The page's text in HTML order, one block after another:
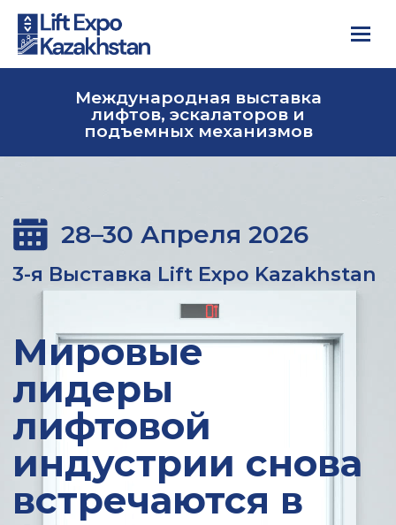
Международная выставка
лифтов, эскалаторов и
подъемных механизмов
Мировые
лидеры
индустрии снова
встречаются в
Астане
LIFT EXPO KAZAKHSTAN 2026 проходит с 28
по 30 апреля 2026 года в Qaz Expo Холл А,
пр. Мангилик Ел,53 и является
единственной специализированной
выставкой для индустрии лифтов,
эскалаторов и доступа, проводимой в
Казахстане.